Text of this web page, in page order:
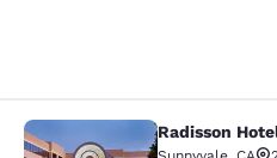
Radisson Hotel
Radisson